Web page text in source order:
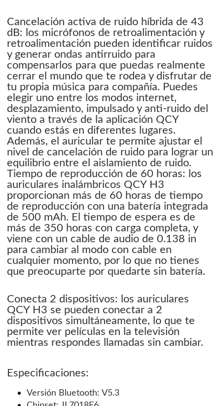
Cancelación activa de ruido híbrida de 43
dB: los micrófonos de retroalimentación y
retroalimentación pueden identificar ruidos
y generar ondas antirruido para
compensarlos para que puedas realmente
cerrar el mundo que te rodea y disfrutar de
tu propia música para compañía. Puedes
elegir uno entre los modos internet,
desplazamiento, impulsado y anti-ruido del
viento a través de la aplicación QCY
cuando estás en diferentes lugares.
Además, el auricular te permite ajustar el
nivel de cancelación de ruido para lograr un
equilibrio entre el aislamiento de ruido.
Tiempo de reproducción de 60 horas: los
auriculares inalámbricos QCY H3
proporcionan más de 60 horas de tiempo
de reproducción con una batería integrada
de 500 mAh. El tiempo de espera es de
más de 350 horas con carga completa, y
viene con un cable de audio de 0.138 in
para cambiar al modo con cable en
cualquier momento, por lo que no tienes
que preocuparte por quedarte sin batería.
Conecta 2 dispositivos: los auriculares
QCY H3 se pueden conectar a 2
dispositivos simultáneamente, lo que te
permite ver películas en la televisión
mientras respondes llamadas sin cambiar.
Especificaciones:
Versión Bluetooth: V5.3